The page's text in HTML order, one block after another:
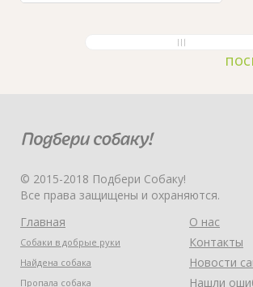
© 2015-2018 Подбери Собаку!
Все права защищены и охраняются.
Главная
Собаки в добрые руки
Найдена собака
Пропала собака
О нас
Контакты
Новости
Нашли